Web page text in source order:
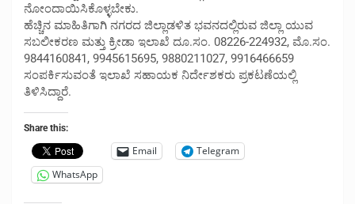
ನೋಂದಾಯಿಸಿಕೊಳ್ಳಬೇಕು.
ಹೆಚ್ಚಿನ ಮಾಹಿತಿಗಾಗಿ ನಗರದ ಜಿಲ್ಲಾಡಳಿತ ಭವನದಲ್ಲಿರುವ ಜಿಲ್ಲಾ ಯುವ
ಸಬಲೀಕರಣ ಮತ್ತು ಕ್ರೀಡಾ ಇಲಾಖೆ ದೂ.ಸಂ. 08226-224932, ಮೊ.ಸಂ.
9844160841, 9945615695, 9880211027, 9916466659
ಸಂಪರ್ಕಿಸುವಂತೆ ಇಲಾಖೆ ಸಹಾಯಕ ನಿರ್ದೇಶಕರು ಪ್ರಕಟಣೆಯಲ್ಲಿ
ತಿಳಿಸಿದ್ದಾರೆ.
Share this:
Email
Telegram
WhatsApp